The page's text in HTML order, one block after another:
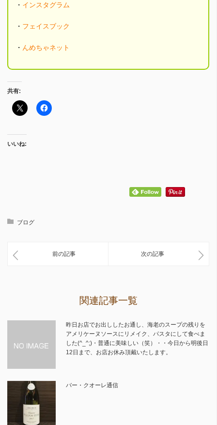
・ インスタグラム
・ フェイスブック
・ んめちゃネット
共有:
いいね:
ブログ
前の記事 次の記事
関連記事一覧
昨日お店でお出ししたお通し、海老のスープの残りを
アメリケーヌソースにリメイク、パスタにして食べま
した(^_^;)・普通に美味しい（笑）・・今日から明後日
12日まで、お店お休み頂戴いたします。
バー・クオーレ通信